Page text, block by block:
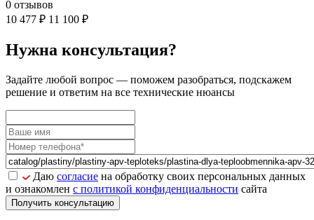
0 отзывов
10 477 ₽ 11 100 ₽
Нужна консультация?
Задайте любой вопрос — поможем разобраться, подскажем
решение и ответим на все технические нюансы
Даю согласие на обработку своих персональных данных
и ознакомлен с политикой конфиденциальности сайта
Получить консультацию